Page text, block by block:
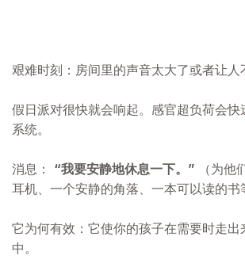
艰难时刻：房间里的声音太大了或者让人
假日派对很快就会响起。感官超负荷会
系统。
消息： “我要安静地休息一下。”
（为他
耳机、一个安静的角落、一本可以读的书
它为何有效：它使你的孩子在需要时走出
中。